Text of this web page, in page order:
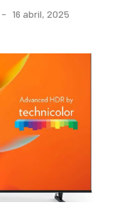
16 abril, 2025